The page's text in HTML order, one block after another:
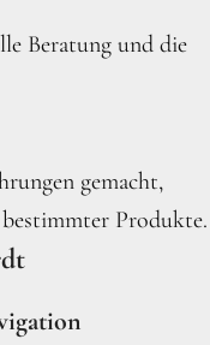
Beratung und die
gemacht,
Produkte.